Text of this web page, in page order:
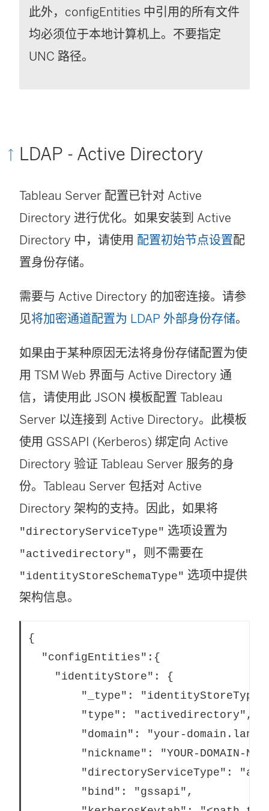
此外，configEntities 中引用的所有文件
均必须位于本地计算机上。不要指定
UNC 路径。
LDAP - Active Directory
Tableau Server 配置已针对 Active
Directory 进行优化。如果安装到 Active
Directory 中，请使用 配置初始节点设置配
置身份存储。
需要与 Active Directory 的加密连接。请参
见将加密通道配置为 LDAP 外部身份存储。
如果由于某种原因无法将身份存储配置为使
用 TSM Web 界面与 Active Directory 通
信，请使用此 JSON 模板配置 Tableau
Server 以连接到 Active Directory。此模板
使用 GSSAPI (Kerberos) 绑定向 Active
Directory 验证 Tableau Server 服务的身
份。Tableau Server 包括对 Active
Directory 架构的支持。因此，如果将
"directoryServiceType" 选项设置为
"activedirectory" ，则不需要在
"identityStoreSchemaType" 选项中提供
架构信息。
{
  "configEntities":{
    "identityStore": {